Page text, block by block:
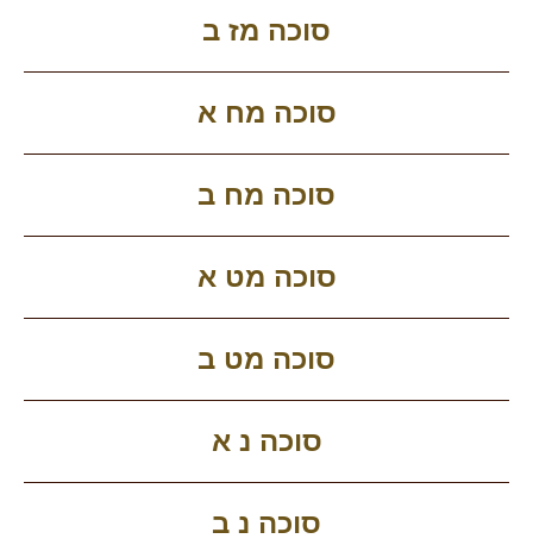
סוכה מז ב
סוכה מח א
סוכה מח ב
סוכה מט א
סוכה מט ב
סוכה נ א
סוכה נ ב